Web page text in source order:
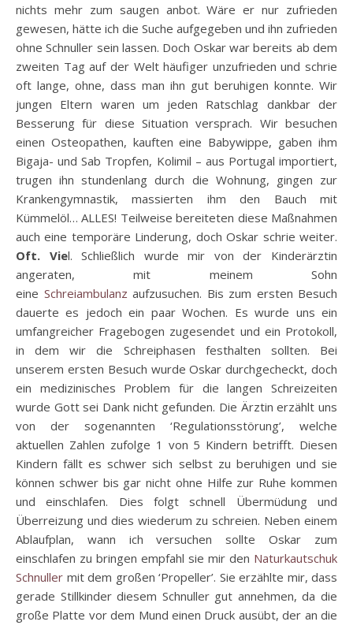
nichts mehr zum saugen anbot. Wäre er nur zufrieden
gewesen, hätte ich die Suche aufgegeben und ihn zufrieden
ohne Schnuller sein lassen. Doch Oskar war bereits ab dem
zweiten Tag auf der Welt häufiger unzufrieden und schrie
oft lange, ohne, dass man ihn gut beruhigen konnte. Wir
jungen Eltern waren um jeden Ratschlag dankbar der
Besserung für diese Situation versprach. Wir besuchen
einen Osteopathen, kauften eine Babywippe, gaben ihm
Bigaja- und Sab Tropfen, Kolimil – aus Portugal importiert,
trugen ihn stundenlang durch die Wohnung, gingen zur
Krankengymnastik, massierten ihm den Bauch mit
Kümmelöl… ALLES! Teilweise bereiteten diese Maßnahmen
auch eine temporäre Linderung, doch Oskar schrie weiter.
Oft. Viel. Schließlich wurde mir von der Kinderärztin
angeraten, mit meinem Sohn
eine Schreiambulanz aufzusuchen. Bis zum ersten Besuch
dauerte es jedoch ein paar Wochen. Es wurde uns ein
umfangreicher Fragebogen zugesendet und ein Protokoll,
in dem wir die Schreiphasen festhalten sollten. Bei
unserem ersten Besuch wurde Oskar durchgecheckt, doch
ein medizinisches Problem für die langen Schreizeiten
wurde Gott sei Dank nicht gefunden. Die Ärztin erzählt uns
von der sogenannten ‘Regulationsstörung’, welche
aktuellen Zahlen zufolge 1 von 5 Kindern betrifft. Diesen
Kindern fällt es schwer sich selbst zu beruhigen und sie
können schwer bis gar nicht ohne Hilfe zur Ruhe kommen
und einschlafen. Dies folgt schnell Übermüdung und
Überreizung und dies wiederum zu schreien. Neben einem
Ablaufplan, wann ich versuchen sollte Oskar zum
einschlafen zu bringen empfahl sie mir den Naturkautschuk
Schnuller mit dem großen ‘Propeller’. Sie erzählte mir, dass
gerade Stillkinder diesem Schnuller gut annehmen, da die
große Platte vor dem Mund einen Druck ausübt, der an die